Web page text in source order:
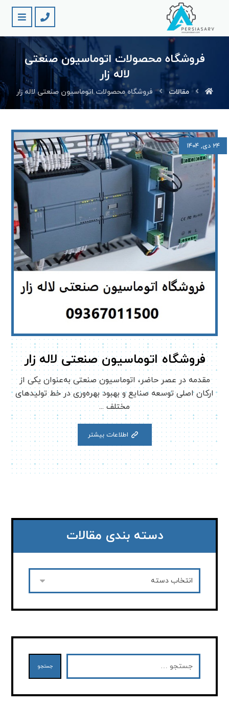
فروشگاه محصولات اتوماسیون صنعتی
لاله زار
مقالات فروشگاه محصولات اتوماسیون صنعتی لاله زار
فروشگاه اتوماسیون صنعتی لاله زار
۲۴ دی, ۱۴۰۴
مقدمه در عصر حاضر، اتوماسیون صنعتی به‌عنوان یکی از
ارکان اصلی توسعه صنایع و بهبود بهره‌وری در خط تولیدهای
مختلف ...
اطلاعات بیشتر
دسته بندی مقالات
جستجو